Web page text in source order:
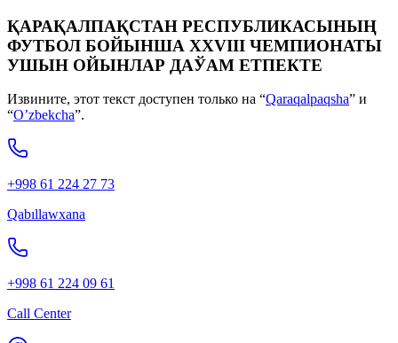
ҚАРАҚАЛПАҚСТАН РЕСПУБЛИКАСЫНЫҢ
ФУТБОЛ БОЙЫНША ХХVIII ЧЕМПИОНАТЫ
УШЫН ОЙЫНЛАР ДАЎАМ ЕТПЕКТЕ
Извините, этот текст доступен только на “Qaraqalpaqsha” и
“O’zbekcha”.
+998 61 224 27 73
Qabıllawxana
+998 61 224 09 61
Call Center